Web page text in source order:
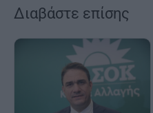
Διαβάστε επίσης